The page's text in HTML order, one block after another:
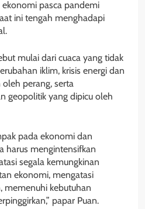
pasca pandemi
ini tengah menghadapi
mulai dari cuaca yang tidak
iklim, krisis energi dan
perang, serta
geopolitik yang dipicu oleh
pada ekonomi dan
harus mengintensifkan
segala kemungkinan
ekonomi, mengatasi
memenuhi kebutuhan
papar Puan.